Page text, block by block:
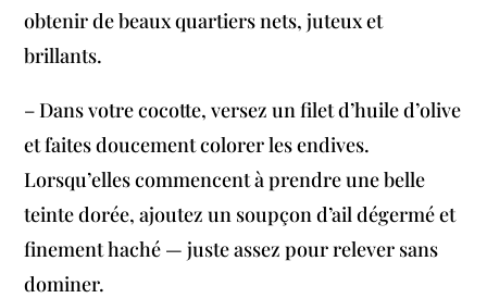
obtenir de beaux quartiers nets, juteux et
brillants.
– Dans votre cocotte, versez un filet d’huile d’olive
et faites doucement colorer les endives.
Lorsqu’elles commencent à prendre une belle
teinte dorée, ajoutez un soupçon d’ail dégermé et
finement haché — juste assez pour relever sans
dominer.